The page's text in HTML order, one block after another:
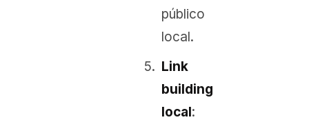
público
local.
Link
building
local: